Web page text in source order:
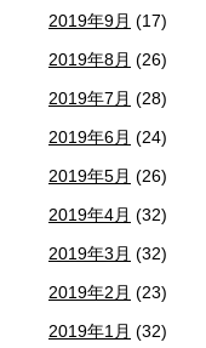
2019年9月 (17)
2019年8月 (26)
2019年7月 (28)
2019年6月 (24)
2019年5月 (26)
2019年4月 (32)
2019年3月 (32)
2019年2月 (23)
2019年1月 (32)